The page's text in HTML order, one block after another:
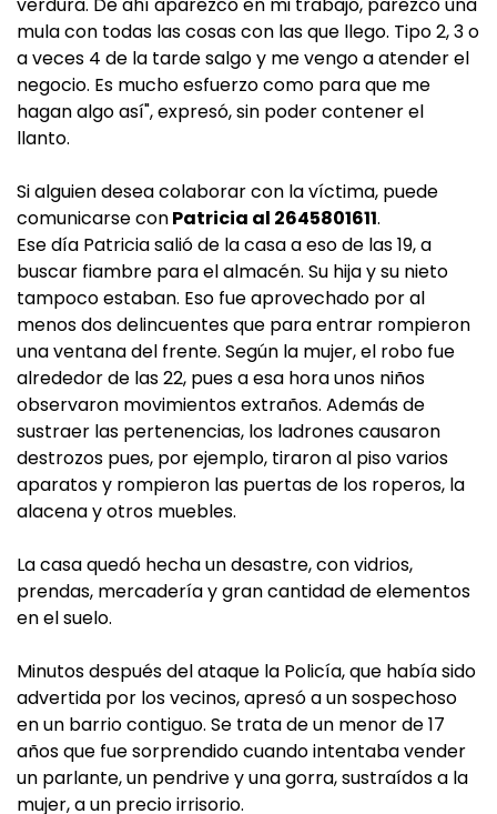
mula con todas las cosas con las que llego. Tipo 2, 3 o
a veces 4 de la tarde salgo y me vengo a atender el
negocio. Es mucho esfuerzo como para que me
hagan algo así", expresó, sin poder contener el
llanto.
Si alguien desea colaborar con la víctima, puede
comunicarse conPatricia al 2645801611.
Ese día Patricia salió de la casa a eso de las 19, a
buscar fiambre para el almacén. Su hija y su nieto
tampoco estaban. Eso fue aprovechado por al
menos dos delincuentes que para entrar rompieron
una ventana del frente. Según la mujer, el robo fue
alrededor de las 22, pues a esa hora unos niños
observaron movimientos extraños. Además de
sustraer las pertenencias, los ladrones causaron
destrozos pues, por ejemplo, tiraron al piso varios
aparatos y rompieron las puertas de los roperos, la
alacena y otros muebles.
La casa quedó hecha un desastre, con vidrios,
prendas, mercadería y gran cantidad de elementos
en el suelo.
Minutos después del ataque la Policía, que había sido
advertida por los vecinos, apresó a un sospechoso
en un barrio contiguo. Se trata de un menor de 17
años que fue sorprendido cuando intentaba vender
un parlante, un pendrive y una gorra, sustraídos a la
mujer, a un precio irrisorio.